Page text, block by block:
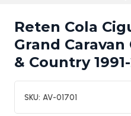
Reten Cola
Grand
& Country
SKU: AV-01701